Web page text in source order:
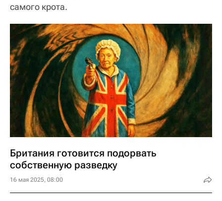
самого крота.
Британия готовится подорвать
собственную разведку
16 мая 2025, 08:00